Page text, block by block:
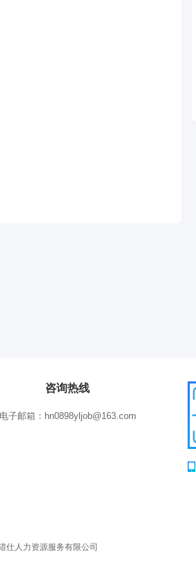
咨询热线
电子邮箱：hn0898yljob@163.com
仕人力资源服务有限公司